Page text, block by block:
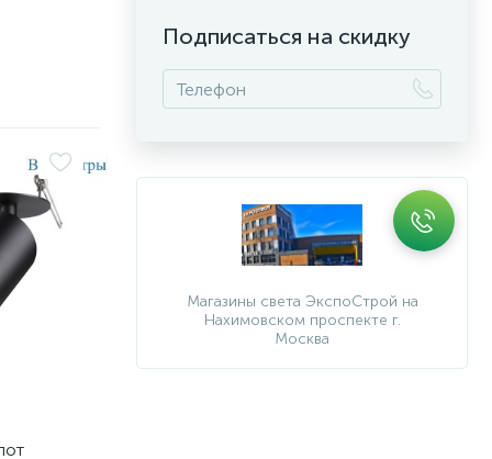
Подписаться на скидку
Магазины света ЭкспоСтрой на
Нахимовском проспекте г.
Москва